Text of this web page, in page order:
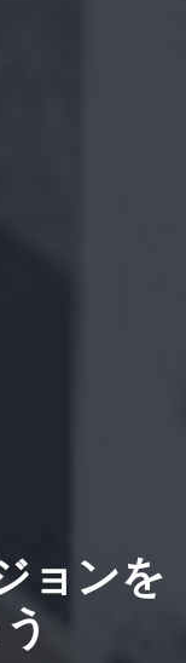
ョンを